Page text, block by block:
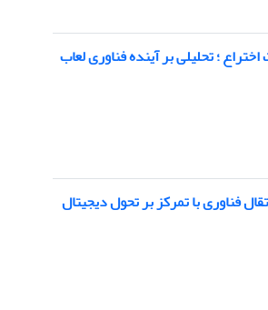
؛ تحلیلی بر آینده فناوری لعاب
فناوری با تمرکز بر تحول دیجیتال